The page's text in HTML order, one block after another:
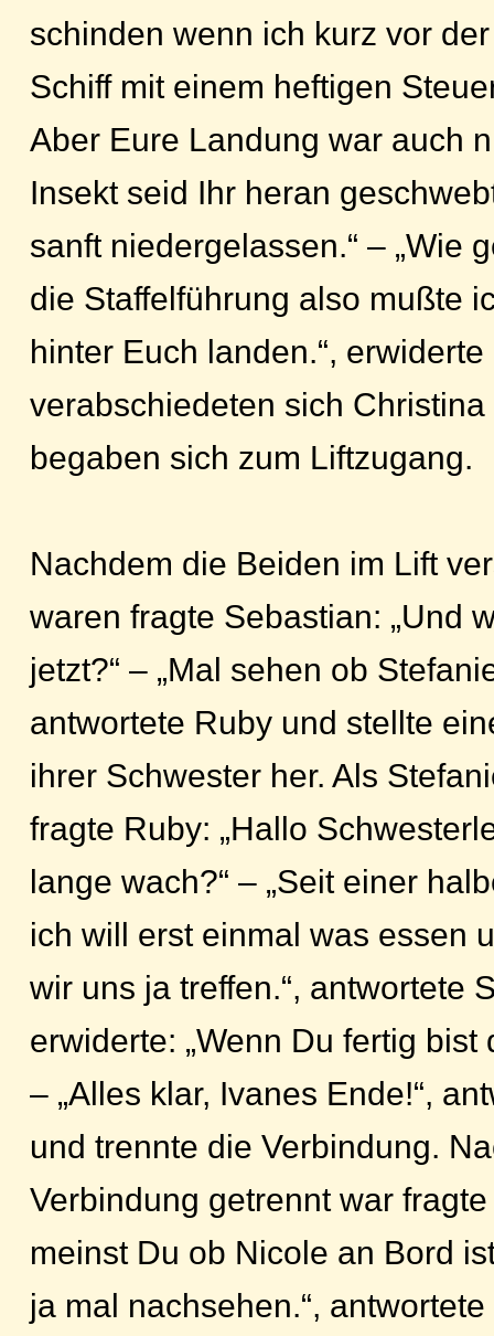
schinden wenn ich kurz vor
Schiff mit einem heftigen
Aber Eure Landung war auch
Insekt seid Ihr heran
sanft niedergelassen.“ – „Wie
die Staffelführung also mußte
hinter Euch landen.“,
verabschiedeten sich Christina
begaben sich zum Liftzugang.
Nachdem die Beiden im Lift
waren fragte Sebastian: „Und
jetzt?“ – „Mal sehen ob
antwortete Ruby und stellte
ihrer Schwester her. Als
fragte Ruby: „Hallo
lange wach?“ – „Seit einer
ich will erst einmal was essen
wir uns ja treffen.“, antwortete
erwiderte: „Wenn Du fertig bist
– „Alles klar, Ivanes Ende!“,
und trennte die Verbindung.
Verbindung getrennt war
meinst Du ob Nicole an Bord
ja mal nachsehen.“,